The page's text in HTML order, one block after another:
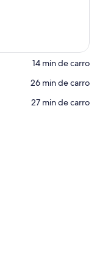
‪14 min de carro‬
‪26 min de carro‬
‪27 min de carro‬